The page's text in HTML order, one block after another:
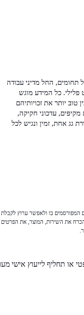
תחומים, החל מדיני עבודה
פלילי. כל המידע מוגש
יותר את זכויותיהם
עדכוני חקיקה,
גג אחת, זמין ונגיש לכל
בו ולאפשר ערוץ לקבלת
את השירות, המוצר, את
או תחליף לייעוץ אישי